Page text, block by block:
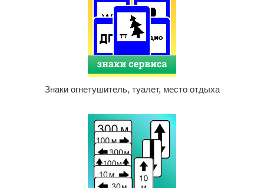
Знаки огнетушитель, туалет, место отдыха